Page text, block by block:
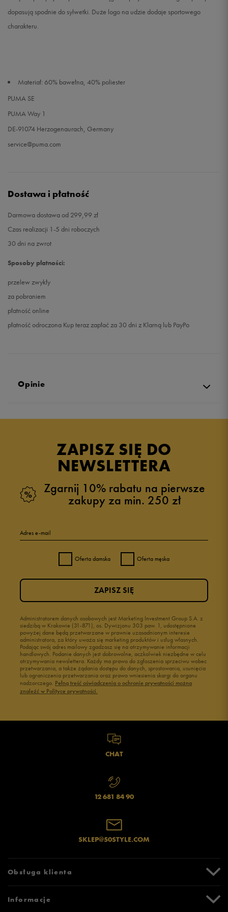
dopasują spodnie do sylwetki. Duże logo na udzie dodaje sportowego
charakteru.
Materiał: 60% bawełna, 40% poliester
PUMA SE
PUMA Way 1
DE-91074 Herzogenaurach, Germany
service@puma.com
Dostawa i płatność
Darmowa dostawa od 299,99 zł
Czas realizacji 1-5 dni roboczych
30 dni na zwrot
Sposoby płatności:
przelew zwykły
za pobraniem
płatność online
płatność odroczona Kup teraz zapłać za 30 dni z Klarną lub PayPo
Opinie
ZAPISZ SIĘ DO
NEWSLETTERA
Zgarnij 10% rabatu na pierwsze
zakupy za min. 250 zł
Adres e-mail
Oferta damska Oferta męska
Administratorem danych osobowych jest Marketing Investment Group S.A. z
siedzibą w Krakowie (31-871), os. Dywizjonu 303 paw. 1, udostępnione
powyżej dane będą przetwarzane w prawnie uzasadnionym interesie
administratora, za który uważa się marketing produktów i usług własnych.
Podając swój adres mailowy zgadzasz się na otrzymywanie informacji
handlowych. Podanie danych jest dobrowolne, aczkolwiek niezbędne w celu
otrzymywania newslettera. Każdy ma prawo do zgłoszenia sprzeciwu wobec
przetwarzania, a także żądania dostępu do danych, sprostowania, usunięcia
lub ograniczenia przetwarzania oraz prawo wniesienia skargi do organu
nadzorczego. Pełną treść oświadczenia o ochronie prywatności można
znaleźć w Polityce prywatności.
ZAPISZ SIĘ
CHAT
12 681 84 90
SKLEP@50STYLE.COM
Obsługa klienta
Zwroty i reklamacje
Informacje